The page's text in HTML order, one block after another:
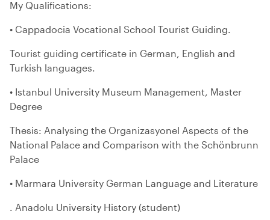
My Qualifications:
• Cappadocia Vocational School Tourist Guiding.
Tourist guiding certificate in German, English and
Turkish languages.
• Istanbul University Museum Management, Master
Degree
Thesis: Analysing the Organizasyonel Aspects of the
National Palace and Comparison with the Schönbrunn
Palace
• Marmara University German Language and Literature
. Anadolu University History (student)